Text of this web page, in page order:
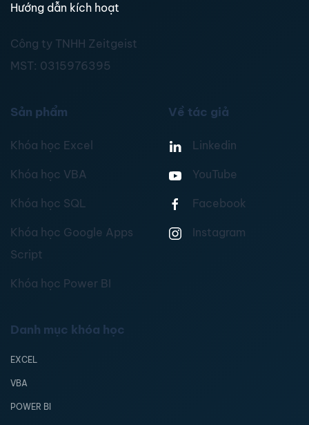
Hướng dẫn kích hoạt
Công ty TNHH Zeitgeist
MST: 0315976395
Sản phẩm
Khóa học Excel
Khóa học VBA
Khóa học SQL
Khóa học Google Apps
Script
Khóa học Power BI
Về tác giả
Linkedin
YouTube
Facebook
Instagram
Danh mục khóa học
EXCEL
VBA
POWER BI